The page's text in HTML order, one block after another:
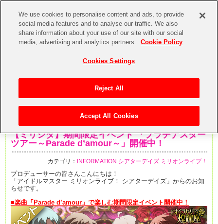
【ミリシタ】期間限定イベント 「プラチナスター
ツアー～Parade d’amour～」開催中！
カテゴリ： INFORMATION シアターデイズ ミリオンライブ！
プロデューサーの皆さんこんにちは！
「アイドルマスター ミリオンライブ！ シアターデイズ」からのお知
らせです。
■楽曲「Parade d’amour」で楽しむ期間限定イベント開催中！
We use cookies to personalise content and ads, to provide
social media features and to analyse our traffic. We also
share information about your use of our site with our social
media, advertising and analytics partners.
Cookie Policy
Cookies Settings
Reject All
Accept All Cookies